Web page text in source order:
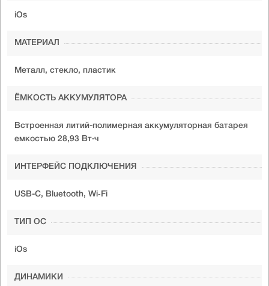
iOs
МАТЕРИАЛ
Металл, стекло, пластик
ЁМКОСТЬ АККУМУЛЯТОРА
Встроенная литий-полимерная аккумуляторная батарея
емкостью 28,93 Вт·ч
ИНТЕРФЕЙС ПОДКЛЮЧЕНИЯ
USB-C, Bluetooth, Wi‑Fi
ТИП ОС
iOs
ДИНАМИКИ